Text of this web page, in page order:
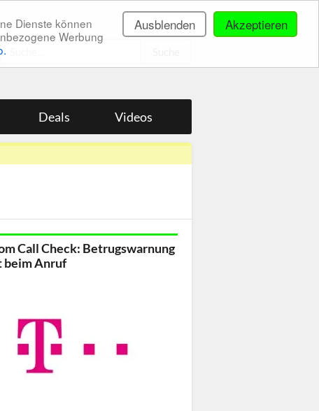
Akzeptieren
Ausblenden
Dienste können
Werbung
Deals Videos
Call Check: Betrugswarnung
beim Anruf